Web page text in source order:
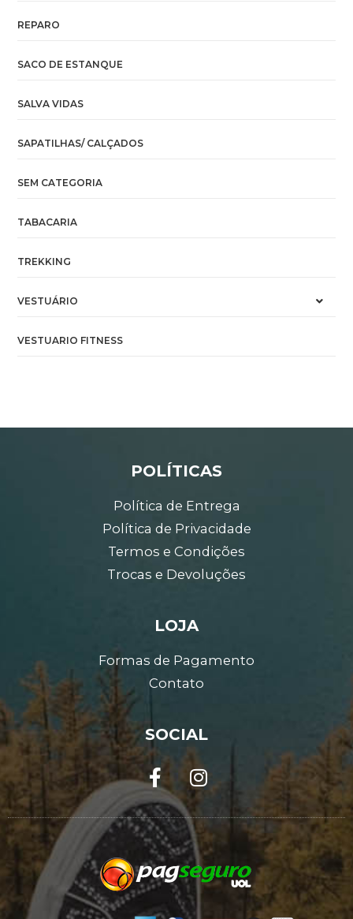
REPARO
SACO DE ESTANQUE
SALVA VIDAS
SAPATILHAS/ CALÇADOS
SEM CATEGORIA
TABACARIA
TREKKING
VESTUÁRIO
VESTUARIO FITNESS
POLÍTICAS
Política de Entrega
Política de Privacidade
Termos e Condições
Trocas e Devoluções
LOJA
Formas de Pagamento
Contato
SOCIAL